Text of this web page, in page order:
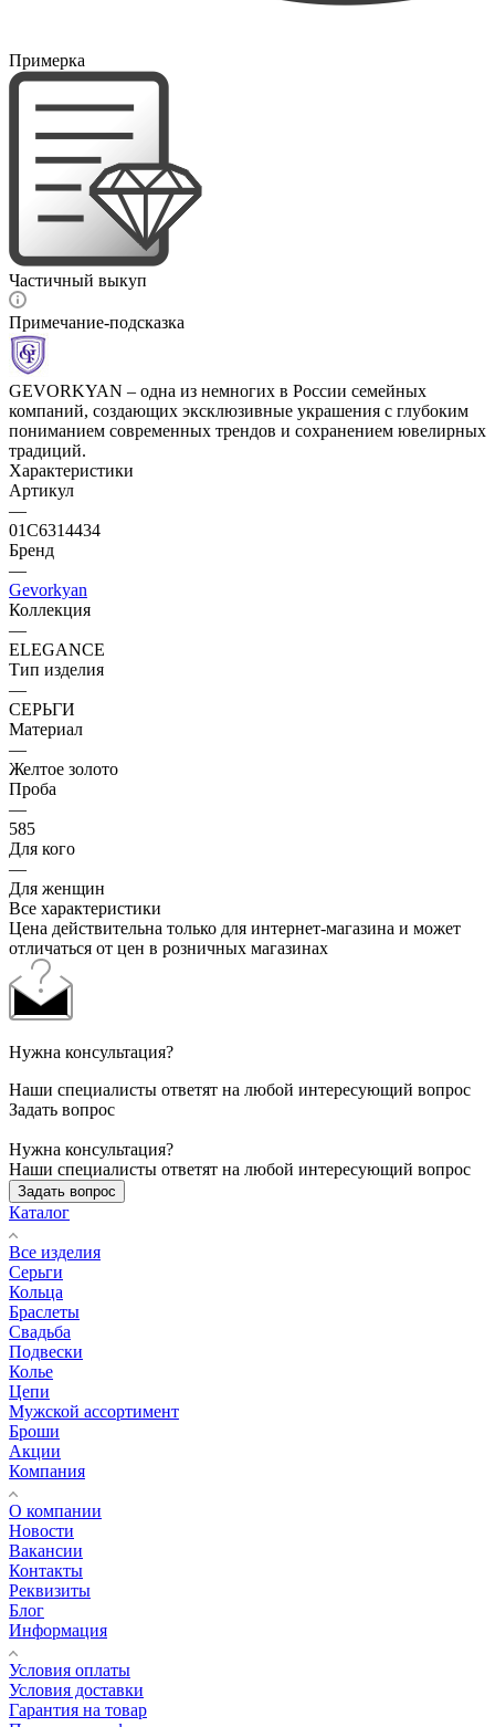
Примерка
Частичный выкуп
Примечание-подсказка
GEVORKYAN – одна из немногих в России семейных
компаний, создающих эксклюзивные украшения с глубоким
пониманием современных трендов и сохранением ювелирных
традиций.
Характеристики
Артикул
—
01С6314434
Бренд
—
Gevorkyan
Коллекция
—
ELEGANCE
Тип изделия
—
СЕРЬГИ
Материал
—
Желтое золото
Проба
—
585
Для кого
—
Для женщин
Все характеристики
Цена действительна только для интернет-магазина и может
отличаться от цен в розничных магазинах
Нужна консультация?
Наши специалисты ответят на любой интересующий вопрос
Задать вопрос
Нужна консультация?
Наши специалисты ответят на любой интересующий вопрос
Задать вопрос
Каталог
Все изделия
Серьги
Кольца
Браслеты
Свадьба
Подвески
Колье
Цепи
Мужской ассортимент
Броши
Акции
Компания
О компании
Новости
Вакансии
Контакты
Реквизиты
Блог
Информация
Условия оплаты
Условия доставки
Гарантия на товар